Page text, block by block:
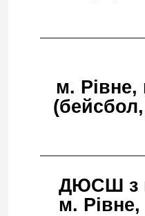
м.
ДЮСШ з
м. Рівне,